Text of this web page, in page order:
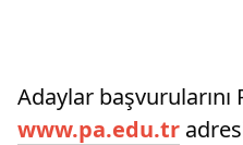
Adaylar başvurularını
www.pa.edu.tr